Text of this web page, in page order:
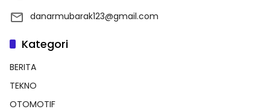
danarmubarak123@gmail.com
Kategori
BERITA
TEKNO
OTOMOTIF